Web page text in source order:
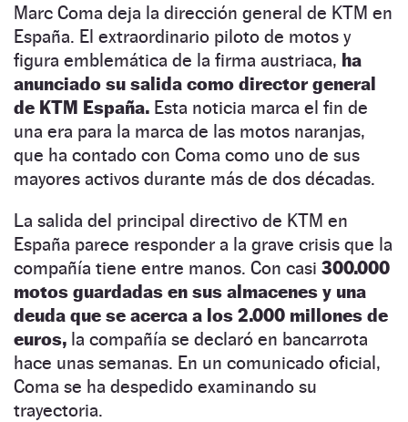
Marc Coma deja la dirección general de KTM en
España. El extraordinario piloto de motos y
figura emblemática de la firma austriaca, ha
anunciado su salida como director general
de KTM España. Esta noticia marca el fin de
una era para la marca de las motos naranjas,
que ha contado con Coma como uno de sus
mayores activos durante más de dos décadas.
La salida del principal directivo de KTM en
España parece responder a la grave crisis que la
compañía tiene entre manos. Con casi 300.000
motos guardadas en sus almacenes y una
deuda que se acerca a los 2.000 millones de
euros, la compañía se declaró en bancarrota
hace unas semanas. En un comunicado oficial,
Coma se ha despedido examinando su
trayectoria.